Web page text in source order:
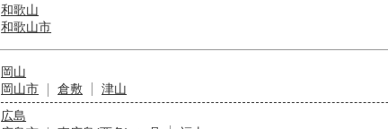
和歌山
和歌山市
岡山
岡山市
倉敷
津山
広島